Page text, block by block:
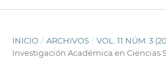
INICIO / ARCHIVOS / VOL. 11 NÚM. 3
Investigación Académica en Ciencias